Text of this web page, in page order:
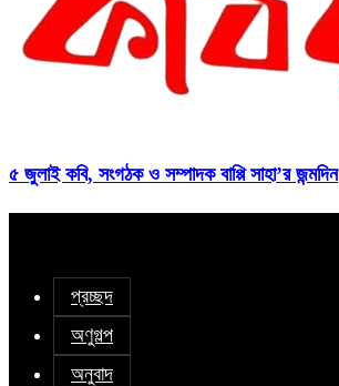
৫ জুলাই কবি, সংগঠক ও সম্পাদক বাপ্পি সাহা’র জন্মদিন
প্রচ্ছদ
অণুগল্প
অনুবাদ